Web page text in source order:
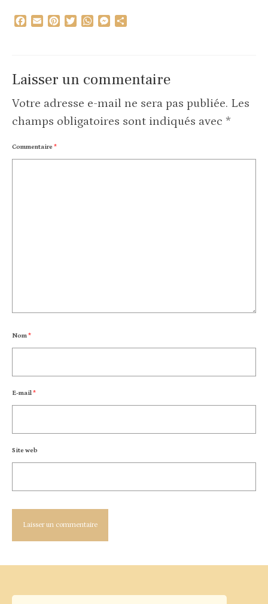
Facebook
EmailPinterestTwitterWhatsAppMessenger
Laisser un commentaire
Votre adresse e-mail ne sera pas publiée. Les
champs obligatoires sont indiqués avec *
Commentaire *
Nom*
E-mail*
Site web